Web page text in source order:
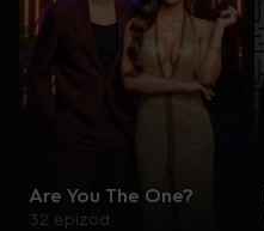
Are You The One?
32 epizod